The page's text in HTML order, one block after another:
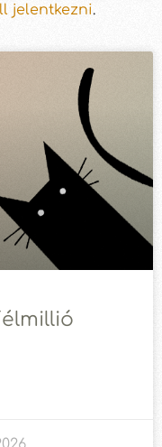
jelentkezni.